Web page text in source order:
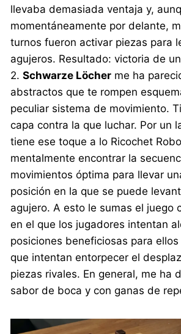
llevaba demasiada ventaja y,
momentáneamente por delante,
turnos fueron activar piezas para
agujeros. Resultado: victoria de
2.Schwarze Löcher me ha
abstractos que te rompen
peculiar sistema de movimiento.
capa contra la que luchar. Por un
tiene ese toque a lo Ricochet
mentalmente encontrar la
movimientos óptima para llevar
posición en la que se puede
agujero. A esto le sumas el juego
en el que los jugadores intentan
posiciones beneficiosas para
que intentan entorpecer el
piezas rivales. En general, me ha
sabor de boca y con ganas de